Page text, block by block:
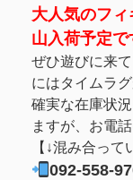
大人気のフ
山入荷予定で
ぜひ遊びに来
にはタイムラ
確実な在庫状
ますが、お電
【↓混み合って
092-558-